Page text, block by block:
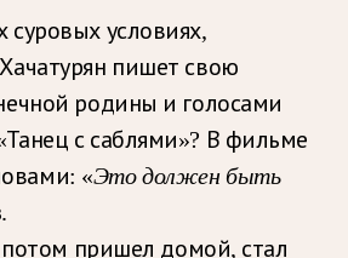
условиях,
пишет свою
родины и голосами
с саблями»? В фильме
«Это должен быть
потом пришел домой, стал